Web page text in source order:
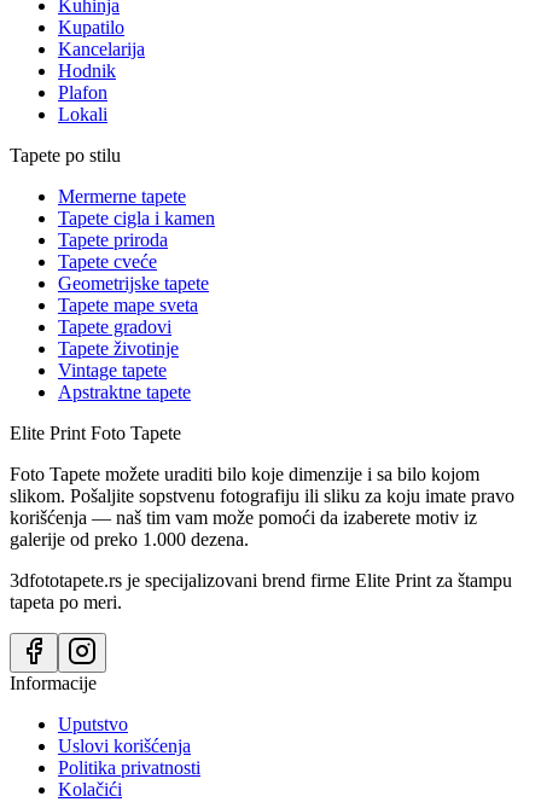
Kuhinja
Kupatilo
Kancelarija
Hodnik
Plafon
Lokali
Tapete po stilu
Mermerne tapete
Tapete cigla i kamen
Tapete priroda
Tapete cveće
Geometrijske tapete
Tapete mape sveta
Tapete gradovi
Tapete životinje
Vintage tapete
Apstraktne tapete
Elite Print Foto Tapete
Foto Tapete možete uraditi bilo koje dimenzije i sa bilo kojom
slikom. Pošaljite sopstvenu fotografiju ili sliku za koju imate pravo
korišćenja — naš tim vam može pomoći da izaberete motiv iz
galerije od preko 1.000 dezena.
3dfototapete.rs je specijalizovani brend firme Elite Print za štampu
tapeta po meri.
Informacije
Uputstvo
Uslovi korišćenja
Politika privatnosti
Kolačići